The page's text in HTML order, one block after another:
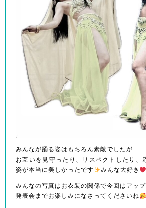
みんなが踊る姿はもちろん素敵でしたが
お互いを見守ったり、リスペクトしたり、
姿が本当に美しかったです
みんな大好き
みんなの写真はお衣装の関係で今回はアッ
発表会までお楽しみになさってくださいね